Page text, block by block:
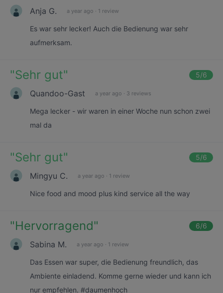
Anja G. a year ago · 1 review
Es war sehr lecker! Auch die Bedienung war sehr
aufmerksam.
"Sehr gut" 5/6
Quandoo-Gast a year ago · 3 reviews
Mega lecker - wir waren in einer Woche nun schon zwei
mal da
"Sehr gut" 5/6
Mingyu C. a year ago · 1 review
Nice food and mood plus kind service all the way
"Hervorragend" 6/6
Sabina M. a year ago · 1 review
Das Essen war super, die Bedienung freundlich, das
Ambiente einladend. Komme gerne wieder und kann ich
nur empfehlen. #daumenhoch